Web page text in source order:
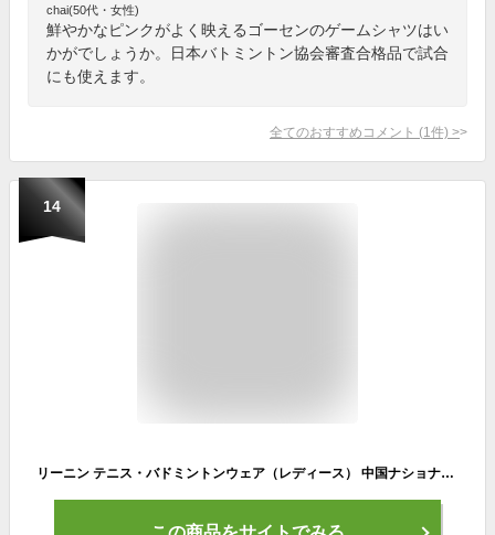
chai(50代・女性)
鮮やかなピンクがよく映えるゴーセンのゲームシャツはい
かがでしょうか。日本バトミントン協会審査合格品で試合
にも使えます。
全てのおすすめコメント (1 件) >
14
リーニン テニス・バドミントンウェア（レディース） 中国ナショナルチームゲームシャツ／レディース（AAYN044）